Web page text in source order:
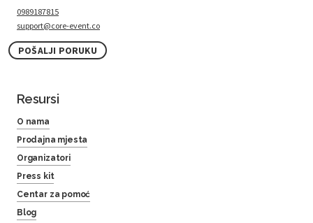
0989187815
support@core-event.co
POŠALJI PORUKU
Resursi
O nama
Prodajna mjesta
Organizatori
Press kit
Centar za pomoć
Blog